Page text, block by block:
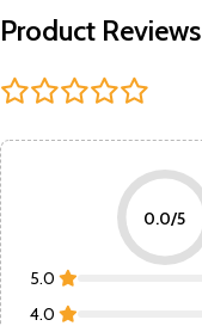
Product Reviews
0.0/5
5.0
4.0